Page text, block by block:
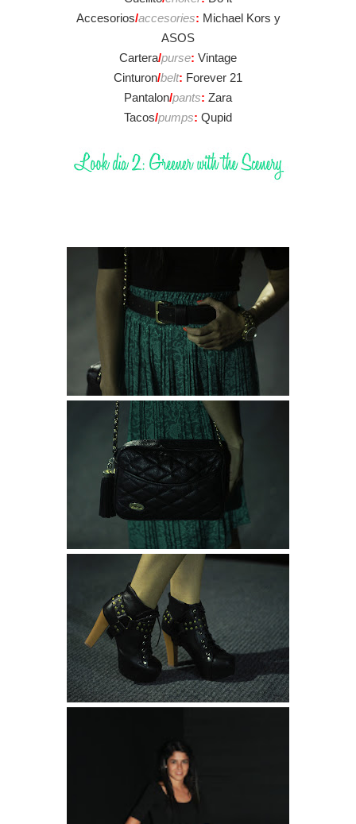
Accesorios/accesories: Michael Kors y
ASOS
Cartera/purse: Vintage
Cinturon/belt: Forever 21
Pantalon/pants: Zara
Tacos/pumps: Qupid